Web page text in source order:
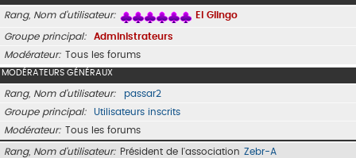
e
h
Rang, Nom d’utilisateur El Glingo
Groupe principal
Administrateurs
Modérateur
Tous les forums
MODÉRATEURS GÉNÉRAUX
Rang, Nom d’utilisateur
passar2
Groupe principal
Utilisateurs inscrits
Modérateur
Tous les forums
Rang, Nom d’utilisateur Président de l'association Zebr-A